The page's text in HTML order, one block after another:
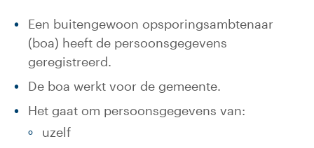
Een buitengewoon opsporingsambtenaar
(boa) heeft de persoonsgegevens
geregistreerd.
De boa werkt voor de gemeente.
Het gaat om persoonsgegevens van:
uzelf